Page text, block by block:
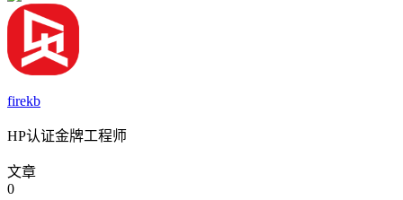
firekb
HP认证金牌工程师
文章
0